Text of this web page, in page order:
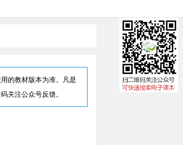
的教材版本为准。凡是
关注公众号反馈。